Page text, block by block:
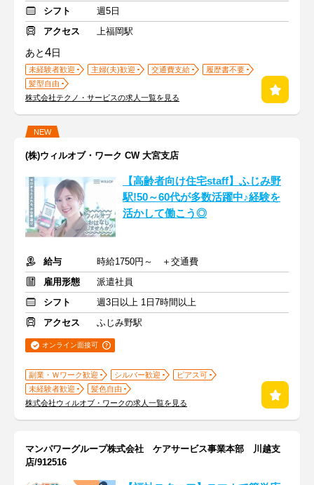
シフト
週5日
アクセス
上福岡駅
あと4日
未経験者歓迎 主婦(夫)歓迎 交通費支給
履歴書不要
髪型自由
株式会社テクノ・サービスの求人一覧を見る
NEW
(株)ウィルオブ・ワーク CW 大宮支店
【高齢者向け住宅staff】ふじみ野
駅!50～60代が多数活躍中♪経験を
活かして働こう◎
給与
時給1750円～ ＋交通費
雇用形態
派遣社員
シフト
週3日以上 1日7時間以上
アクセス
ふじみ野駅
オンライン面接可
副業・Ｗワーク歓迎 シルバー歓迎
ピアス可
未経験者歓迎
髪色自由
株式会社ウィルオブ・ワークの求人一覧を見る
マンパワーグループ株式会社 ケアサービス事業本部 川越支
店/912516